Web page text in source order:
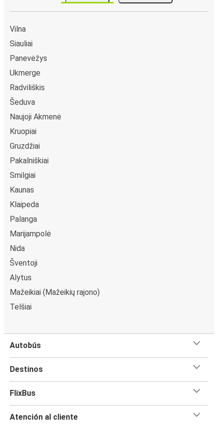
Vilna
Siauliai
Panevėžys
Ukmerge
Radviliškis
Šeduva
Naujoji Akmenė
Kruopiai
Gruzdžiai
Pakalniškiai
Smilgiai
Kaunas
Klaipeda
Palanga
Marijampolė
Nida
Šventoji
Alytus
Mažeikiai (Mažeikių rajono)
Telšiai
Autobús
Destinos
FlixBus
Atención al cliente